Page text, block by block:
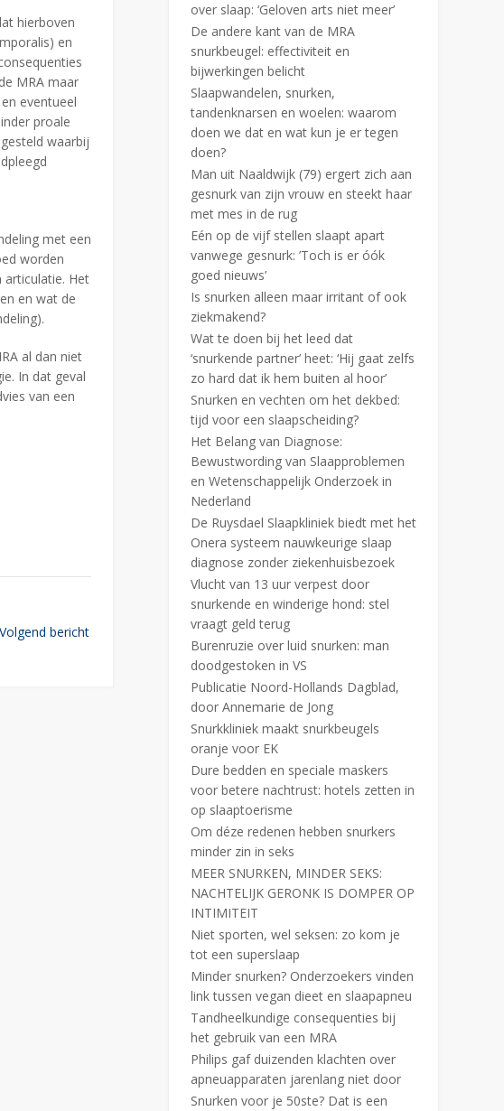
hierboven
en
MRA maar
eventueel
proale
waarbij
met een
worden
articulatie. Het
en wat de
al dan niet
In dat geval
van een
Volgend bericht
over slaap: ‘Geloven arts niet meer’
De andere kant van de MRA
snurkbeugel: effectiviteit en
bijwerkingen belicht
Slaapwandelen, snurken,
tandenknarsen en woelen: waarom
doen we dat en wat kun je er tegen
doen?
Man uit Naaldwijk (79) ergert zich aan
gesnurk van zijn vrouw en steekt haar
met mes in de rug
Eén op de vijf stellen slaapt apart
vanwege gesnurk: ’Toch is er óók
goed nieuws’
Is snurken alleen maar irritant of ook
ziekmakend?
Wat te doen bij het leed dat
‘snurkende partner’ heet: ‘Hij gaat zelfs
zo hard dat ik hem buiten al hoor’
Snurken en vechten om het dekbed:
tijd voor een slaapscheiding?
Het Belang van Diagnose:
Bewustwording van Slaapproblemen
en Wetenschappelijk Onderzoek in
Nederland
De Ruysdael Slaapkliniek biedt met het
Onera systeem nauwkeurige slaap
diagnose zonder ziekenhuisbezoek
Vlucht van 13 uur verpest door
snurkende en winderige hond: stel
vraagt geld terug
Burenruzie over luid snurken: man
doodgestoken in VS
Publicatie Noord-Hollands Dagblad,
door Annemarie de Jong
Snurkkliniek maakt snurkbeugels
oranje voor EK
Dure bedden en speciale maskers
voor betere nachtrust: hotels zetten in
op slaaptoerisme
Om déze redenen hebben snurkers
minder zin in seks
MEER SNURKEN, MINDER SEKS:
NACHTELIJK GERONK IS DOMPER OP
INTIMITEIT
Niet sporten, wel seksen: zo kom je
tot een superslaap
Minder snurken? Onderzoekers vinden
link tussen vegan dieet en slaapapneu
Tandheelkundige consequenties bij
het gebruik van een MRA
Philips gaf duizenden klachten over
apneuapparaten jarenlang niet door
Snurken voor je 50ste? Dat is een